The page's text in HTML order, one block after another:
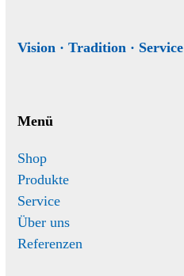
Vision · Tradition · Service
Menü
Shop
Produkte
Service
Über uns
Referenzen